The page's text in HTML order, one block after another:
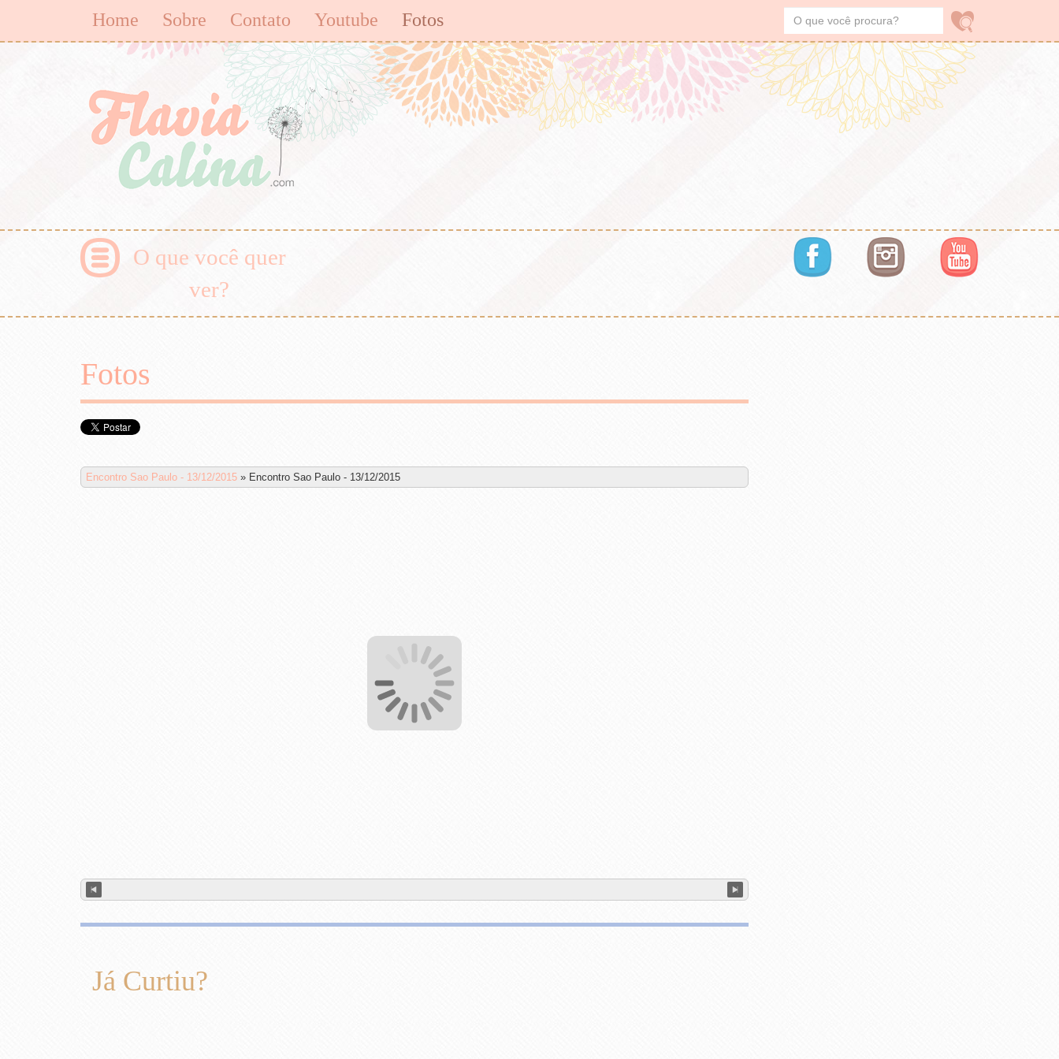
Home Sobre Contato Youtube Fotos
O que você quer
ver?
Fotos
Encontro Sao Paulo - 13/12/2015 » Encontro Sao Paulo - 13/12/2015
Já Curtiu?